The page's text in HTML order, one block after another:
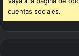
cuentas sociales.